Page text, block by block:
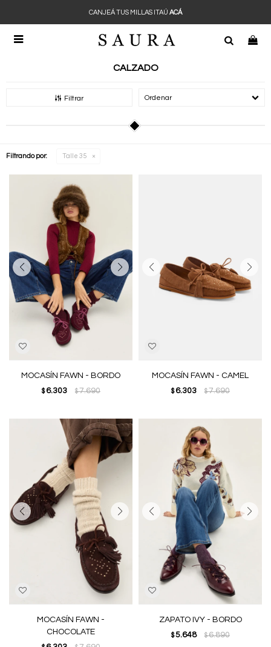

CANJEÁ TUS MILLAS ITAÚ ACÁ
CALZADO
Filtrar Recomendados
Filtrando por: Talle 35
MOCASÍN FAWN - BORDO
$ 6.303 $7.690
MOCASÍN FAWN - CAMEL
$ 6.303 $7.690
MOCASÍN FAWN -
CHOCOLATE
ZAPATO IVY - BORDO
$ 5.648 $6.890